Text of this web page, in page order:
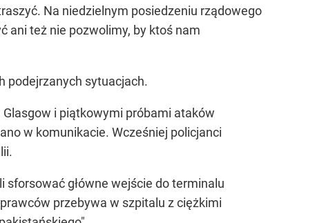
Na niedzielnym posiedzeniu rządowego
ani też nie pozwolimy, by ktoś nam
podejrzanych sytuacjach.
i piątkowymi próbami ataków
w komunikacie. Wcześniej policjanci
główne wejście do terminalu
przebywa w szpitalu z ciężkimi